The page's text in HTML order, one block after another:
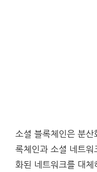
소셜 블록체인은 분
록체인과 소셜 네트
화된 네트워크를 대